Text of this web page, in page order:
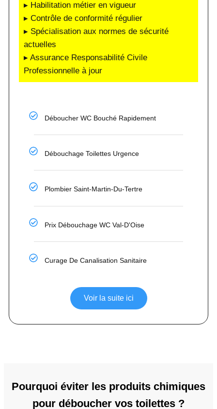
▸ Habilitation métier en vigueur
▸ Contrôle de conformité régulier
▸ Spécialisation aux normes de sécurité
actuelles
▸ Assurance Responsabilité Civile
Professionnelle à jour
Déboucher WC Bouché Rapidement
Débouchage Toilettes Urgence
Plombier Saint-Martin-Du-Tertre
Prix Débouchage WC Val-D'Oise
Curage De Canalisation Sanitaire
Voir la suite ici
Pourquoi éviter les produits chimiques
pour déboucher vos toilettes ?